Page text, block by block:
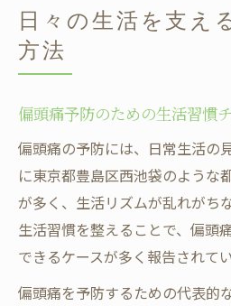
日々の生活を支え
方法
偏頭痛予防のための生活習慣
偏頭痛の予防には、日常生活の
に東京都豊島区西池袋のような
が多く、生活リズムが乱れがち
生活習慣を整えることで、偏頭
できるケースが多く報告されてい
偏頭痛を予防するための代表的